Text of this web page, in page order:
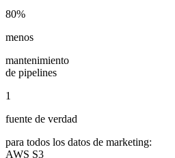
80%
menos
mantenimiento
de pipelines
1
fuente de verdad
para todos los datos de marketing:
AWS S3